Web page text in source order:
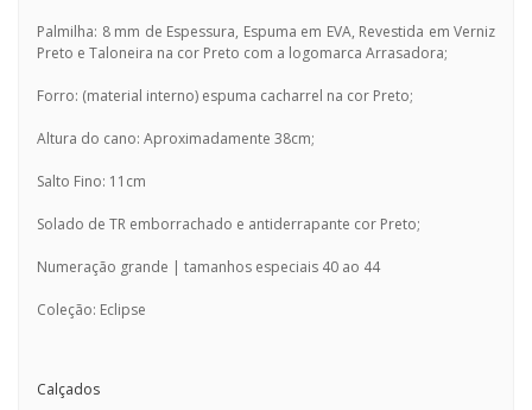
Palmilha: 8 mm de Espessura, Espuma em EVA, Revestida em Verniz
Preto e Taloneira na cor Preto com a logomarca Arrasadora;
Forro: (material interno) espuma cacharrel na cor Preto;
Altura do cano: Aproximadamente 38cm;
Salto Fino: 11cm
Solado de TR emborrachado e antiderrapante cor Preto;
Numeração grande | tamanhos especiais 40 ao 44
Coleção: Eclipse
Calçados